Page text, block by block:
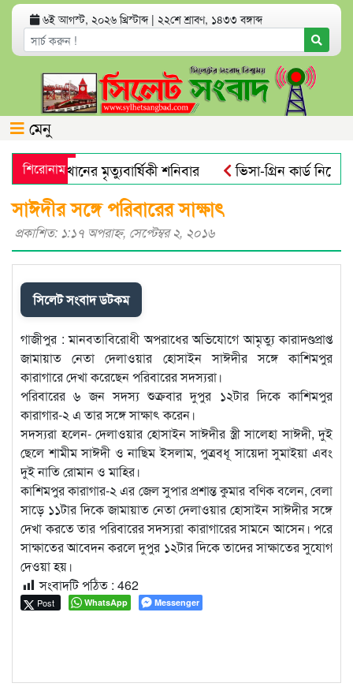
৬ই আগস্ট, ২০২৬ খ্রিস্টাব্দ | ২২শে শ্রাবণ, ১৪৩৩ বঙ্গাব্দ
মেনু
শিরোনাম
আলী খানের মৃত্যুবার্ষিকী শনিবার
ভিসা-গ্রিন কার্ড নিয়ে
: গবেষণা
সাঈদীর সঙ্গে পরিবারের সাক্ষাৎ
প্রকাশিত: ১:১৭ অপরাহ্ণ, সেপ্টেম্বর ২, ২০১৬
সিলেট সংবাদ ডটকম
গাজীপুর : মানবতাবিরোধী অপরাধের অভিযোগে আমৃত্যু কারাদণ্ডপ্রাপ্ত
জামায়াত নেতা দেলাওয়ার হোসাইন সাঈদীর সঙ্গে কাশিমপুর
কারাগারে দেখা করেছেন পরিবারের সদস্যরা।
পরিবারের ৬ জন সদস্য শুক্রবার দুপুর ১২টার দিকে কাশিমপুর
কারাগার-২ এ তার সঙ্গে সাক্ষাৎ করেন।
সদস্যরা হলেন- দেলাওয়ার হোসাইন সাঈদীর স্ত্রী সালেহা সাঈদী, দুই
ছেলে শামীম সাঈদী ও নাছিম ইসলাম, পুত্রবধ‍ূ সায়েদা সুমাইয়া এবং
দুই নাতি রোমান ও মাহির।
কাশিমপুর কারাগার-২ এর জেল সুপার প্রশান্ত কুমার বণিক বলেন, বেলা
সাড়ে ১১টার দিকে জামায়াত নেতা দেলাওয়ার হোসাইন সাঈদীর সঙ্গে
দেখা করতে তার পরিবারের সদস্যরা কারাগারের সামনে আসেন। পরে
সাক্ষাতের আবেদন করলে দুপুর ১২টার দিকে তাদের সাক্ষাতের সুযোগ
দেওয়া হয়।
সংবাদটি পঠিত : 462
Post WhatsApp Messenger